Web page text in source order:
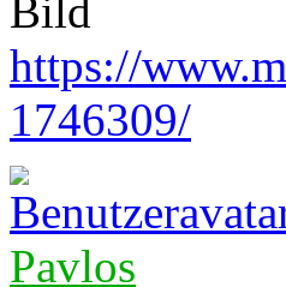
https://
1746309/
Pavlos